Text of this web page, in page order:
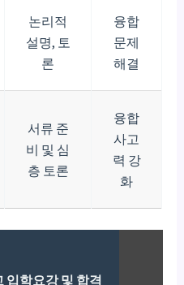
논리적
설명, 토
론
융합
문제
해결
서류 준
비 및 심
층 토론
융합
사고
력 강
화
입학요강 및 합격